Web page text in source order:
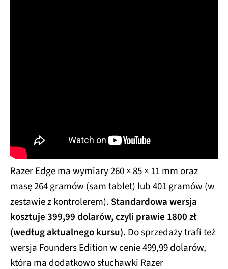
Razer Edge ma wymiary 260 × 85 × 11 mm oraz
masę 264 gramów (sam tablet) lub 401 gramów (w
zestawie z kontrolerem). Standardowa wersja
kosztuje 399,99 dolarów, czyli prawie 1800 zł
(według aktualnego kursu). Do sprzedaży trafi też
wersja Founders Edition w cenie 499,99 dolarów,
która ma dodatkowo słuchawki Razer